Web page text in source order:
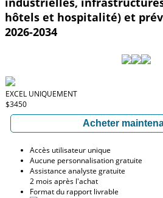
hôtels et hospitalité) et
2026-2034
EXCEL UNIQUEMENT
$3450
Acheter
Accès utilisateur unique
Aucune personnalisation gratuite
Assistance analyste gratuite
2 mois après l'achat
Format du rapport livrable